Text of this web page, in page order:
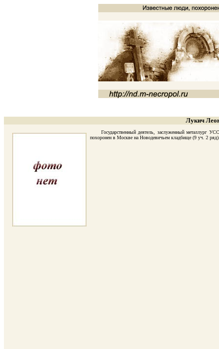
Лукич
Государственный деятель, заслуженный металлург
похоронен в Москве на Новодевичьем кладбище (9 уч. 2